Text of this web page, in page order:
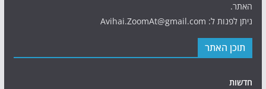
האתר.
ניתן לפנות ל: Avihai.ZoomAt@gmail.com
תוכן האתר
חדשות